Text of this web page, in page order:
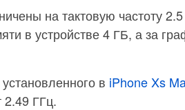
на тактовую частоту
в устройстве 4 ГБ, а за
в iPhone Xs
2.49 ГГц.